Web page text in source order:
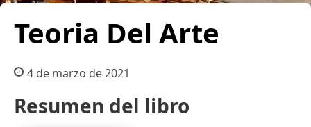
Teoria Del Arte
4 de marzo de 2021
Resumen del libro